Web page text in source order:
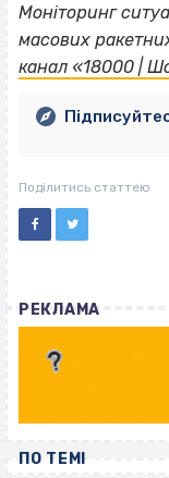
Моніторинг
масових
канал «18000 |
Поділитись статтею
РЕКЛАМА
ПО ТЕМІ